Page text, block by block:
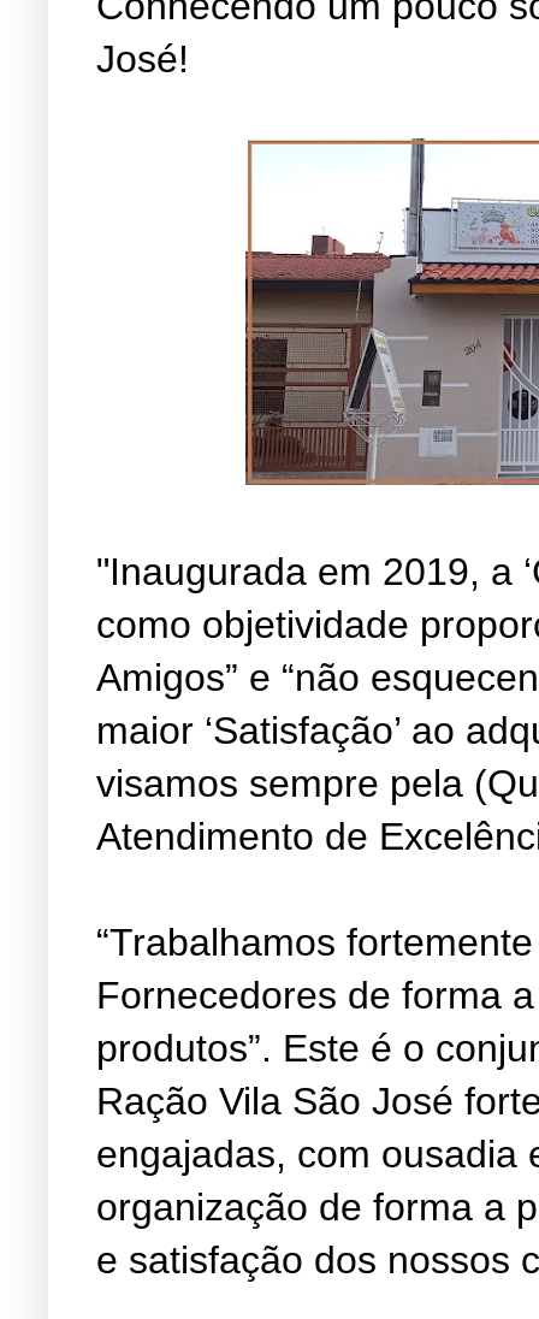
José!
"Inaugurada em 2019, a
como objetividade
Amigos” e “não
maior ‘Satisfação’ ao
visamos sempre pela
Atendimento de
“Trabalhamos
Fornecedores de forma
produtos”. Este é o
Ração Vila São José
engajadas, com ousadia
organização de forma a
e satisfação dos nossos